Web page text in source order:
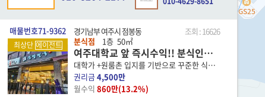
매물번호71-9362
최상단 에이전트
경기남부 여주시 점봉동
조회 : 16626
분식점
1층 50㎡
여주대학교 앞 즉시수익!! 분식인수기회!!
대학가 +원룸촌 입지를 기반으로 꾸준한 식사수요를 확보!!
권리금4,500만
월수익 860만(13.2%)